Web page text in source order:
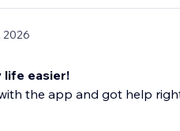
2026
life easier!
the app and got help